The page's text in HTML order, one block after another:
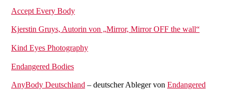
Accept Every Body
Kjerstin Gruys, Autorin von „Mirror, Mirror OFF the wall“
Kind Eyes Photography
Endangered Bodies
AnyBody Deutschland – deutscher Ableger von Endangered